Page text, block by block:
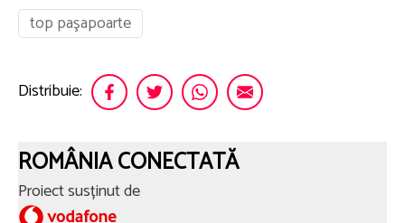
top paşapoarte
Distribuie:
ROMÂNIA CONECTATĂ
Proiect susținut de